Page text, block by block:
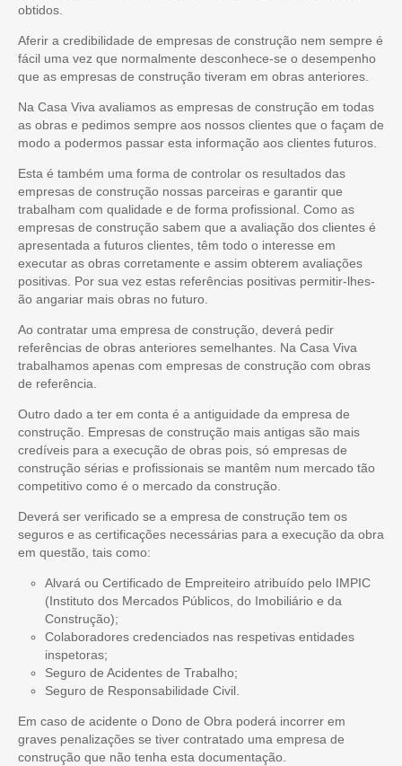
obtidos.
Aferir a credibilidade de empresas de construção nem sempre é
fácil uma vez que normalmente desconhece-se o desempenho
que as empresas de construção tiveram em obras anteriores.
Na Casa Viva avaliamos as empresas de construção em todas
as obras e pedimos sempre aos nossos clientes que o façam de
modo a podermos passar esta informação aos clientes futuros.
Esta é também uma forma de controlar os resultados das
empresas de construção nossas parceiras e garantir que
trabalham com qualidade e de forma profissional. Como as
empresas de construção sabem que a avaliação dos clientes é
apresentada a futuros clientes, têm todo o interesse em
executar as obras corretamente e assim obterem avaliações
positivas. Por sua vez estas referências positivas permitir-lhes-
ão angariar mais obras no futuro.
Ao contratar uma empresa de construção, deverá pedir
referências de obras anteriores semelhantes. Na Casa Viva
trabalhamos apenas com empresas de construção com obras
de referência.
Outro dado a ter em conta é a antiguidade da empresa de
construção. Empresas de construção mais antigas são mais
credíveis para a execução de obras pois, só empresas de
construção sérias e profissionais se mantêm num mercado tão
competitivo como é o mercado da construção.
Deverá ser verificado se a empresa de construção tem os
seguros e as certificações necessárias para a execução da obra
em questão, tais como:
Alvará ou Certificado de Empreiteiro atribuído pelo IMPIC
(Instituto dos Mercados Públicos, do Imobiliário e da
Construção);
Colaboradores credenciados nas respetivas entidades
inspetoras;
Seguro de Acidentes de Trabalho;
Seguro de Responsabilidade Civil.
Em caso de acidente o Dono de Obra poderá incorrer em
graves penalizações se tiver contratado uma empresa de
construção que não tenha esta documentação.